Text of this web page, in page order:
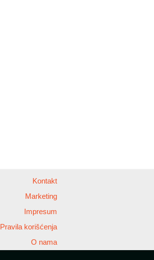
Kontakt
Marketing
Impresum
Pravila korišćenja
O nama